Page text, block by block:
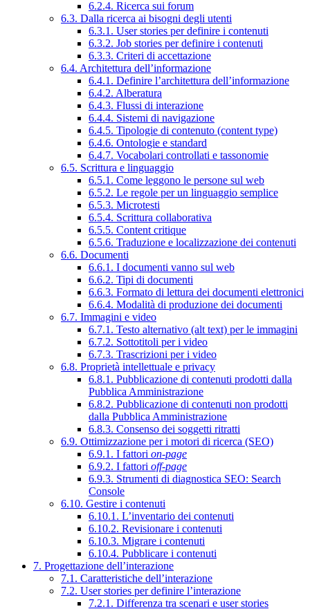
6.2.4. Ricerca sui forum
6.3. Dalla ricerca ai bisogni degli utenti
6.3.1. User stories per definire i contenuti
6.3.2. Job stories per definire i contenuti
6.3.3. Criteri di accettazione
6.4. Architettura dell’informazione
6.4.1. Definire l’architettura dell’informazione
6.4.2. Alberatura
6.4.3. Flussi di interazione
6.4.4. Sistemi di navigazione
6.4.5. Tipologie di contenuto (content type)
6.4.6. Ontologie e standard
6.4.7. Vocabolari controllati e tassonomie
6.5. Scrittura e linguaggio
6.5.1. Come leggono le persone sul web
6.5.2. Le regole per un linguaggio semplice
6.5.3. Microtesti
6.5.4. Scrittura collaborativa
6.5.5. Content critique
6.5.6. Traduzione e localizzazione dei contenuti
6.6. Documenti
6.6.1. I documenti vanno sul web
6.6.2. Tipi di documenti
6.6.3. Formato di lettura dei documenti elettronici
6.6.4. Modalità di produzione dei documenti
6.7. Immagini e video
6.7.1. Testo alternativo (alt text) per le immagini
6.7.2. Sottotitoli per i video
6.7.3. Trascrizioni per i video
6.8. Proprietà intellettuale e privacy
6.8.1. Pubblicazione di contenuti prodotti dalla
Pubblica Amministrazione
6.8.2. Pubblicazione di contenuti non prodotti
dalla Pubblica Amministrazione
6.8.3. Consenso dei soggetti ritratti
6.9. Ottimizzazione per i motori di ricerca (SEO)
6.9.1. I fattori on-page
6.9.2. I fattori off-page
6.9.3. Strumenti di diagnostica SEO: Search
Console
6.10. Gestire i contenuti
6.10.1. L’inventario dei contenuti
6.10.2. Revisionare i contenuti
6.10.3. Migrare i contenuti
6.10.4. Pubblicare i contenuti
7. Progettazione dell’interazione
7.1. Caratteristiche dell’interazione
7.2. User stories per definire l’interazione
7.2.1. Differenza tra scenari e user stories